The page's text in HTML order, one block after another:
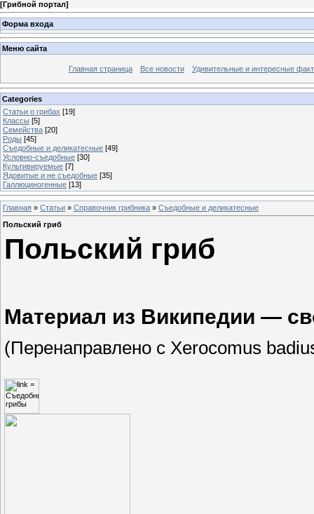
[Грибной портал]
Форма входа
Меню сайта
Главная страница Все новости Удивительные и интересные
Categories
Статьи о грибах [19]
Классы [5]
Семейства [20]
Роды [45]
Съедобные и деликатесные [49]
Условно-съедобные [30]
Культивируемые [7]
Ядовитые и не съедобные [35]
Галлюциногенные [13]
Главная » Статьи » Справочник грибника » Съедобные и деликатесные
Польский гриб
Польский гриб
Материал из Википедии —
(Перенаправлено с Xerocomus